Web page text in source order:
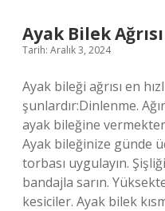
Ayak Bilek
Tarih: Aralık 3, 2024
Ayak bileği ağrısı en
şunlardır:Dinlenme.
ayak bileğine
Ayak bileğinize günde
torbası uygulayın.
bandajla sarın.
kesiciler. Ayak bilek